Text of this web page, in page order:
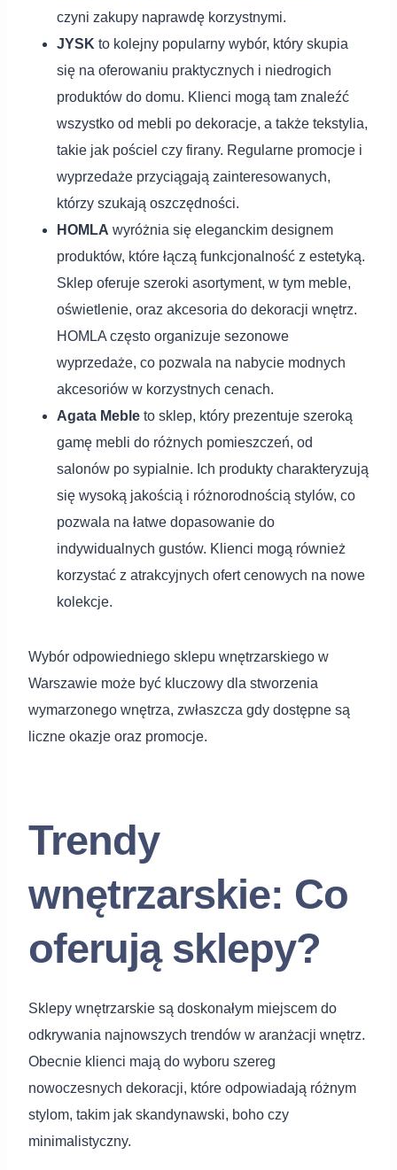
czyni zakupy naprawdę korzystnymi.
JYSK to kolejny popularny wybór, który skupia
się na oferowaniu praktycznych i niedrogich
produktów do domu. Klienci mogą tam znaleźć
wszystko od mebli po dekoracje, a także tekstylia,
takie jak pościel czy firany. Regularne promocje i
wyprzedaże przyciągają zainteresowanych,
którzy szukają oszczędności.
HOMLA wyróżnia się eleganckim designem
produktów, które łączą funkcjonalność z estetyką.
Sklep oferuje szeroki asortyment, w tym meble,
oświetlenie, oraz akcesoria do dekoracji wnętrz.
HOMLA często organizuje sezonowe
wyprzedaże, co pozwala na nabycie modnych
akcesoriów w korzystnych cenach.
Agata Meble to sklep, który prezentuje szeroką
gamę mebli do różnych pomieszczeń, od
salonów po sypialnie. Ich produkty charakteryzują
się wysoką jakością i różnorodnością stylów, co
pozwala na łatwe dopasowanie do
indywidualnych gustów. Klienci mogą również
korzystać z atrakcyjnych ofert cenowych na nowe
kolekcje.
Wybór odpowiedniego sklepu wnętrzarskiego w
Warszawie może być kluczowy dla stworzenia
wymarzonego wnętrza, zwłaszcza gdy dostępne są
liczne okazje oraz promocje.
Trendy
wnętrzarskie: Co
oferują sklepy?
Sklepy wnętrzarskie są doskonałym miejscem do
odkrywania najnowszych trendów w aranżacji wnętrz.
Obecnie klienci mają do wyboru szereg
nowoczesnych dekoracji, które odpowiadają różnym
stylom, takim jak skandynawski, boho czy
minimalistyczny.